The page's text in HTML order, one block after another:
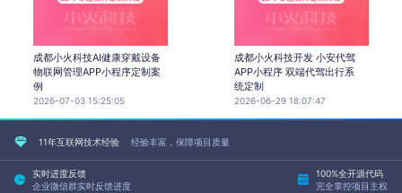
成都小火科技AI健康穿戴设备
物联网管理APP小程序定制案
例
2026-07-03 15:25:05
成都小火科技开发 小安代驾
APP小程序 双端代驾出行系
统定制
2026-06-29 18:07:47
11年互联网技术经验 经验丰富，保障项目质量
实时进度反馈
企业微信群实时反馈进度
100%全开源代码
完全掌控项目主权